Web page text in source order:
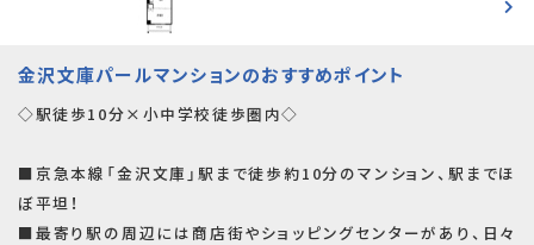
金沢文庫パールマンションのおすすめポイント
◇駅徒歩10分×小中学校徒歩圏内◇
■京急本線「金沢文庫」駅まで徒歩約10分のマンション、駅までほ
ぼ平坦！
■最寄り駅の周辺には商店街やショッピングセンターがあり、日々